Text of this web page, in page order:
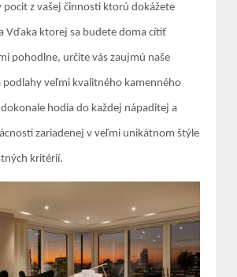
z vašej činnosti ktorú dokážete
Vďaka ktorej sa budete doma cítiť
pohodlne, určite vás zaujmú naše
podlahy veľmi kvalitného kamenného
hodia do každej nápaditej a
zariadenej v veľmi unikátnom štýle
kritérií.